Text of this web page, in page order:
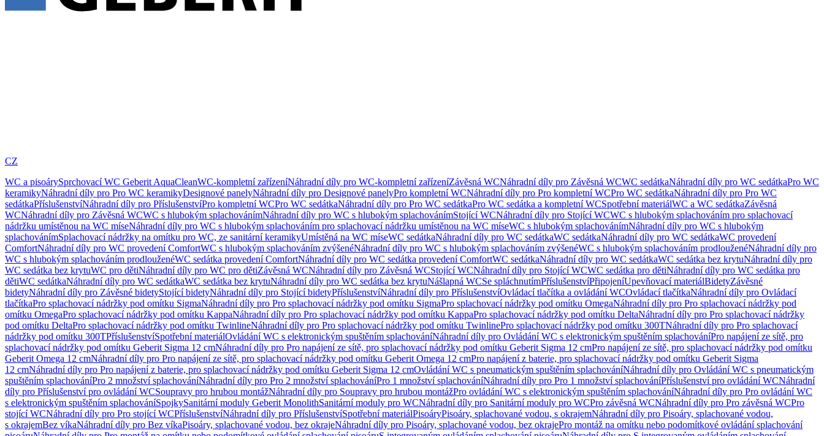
CZ
WC a pisoárySprchovací WC Geberit AquaCleanWC-kompletní zařízeníNáhradní díly pro WC-kompletní zařízeníZávěsná WCNáhradní díly pro Závěsná WCWC sedátkaNáhradní díly pro WC sedátkaPro WC
keramikyNáhradní díly pro Pro WC keramikyDesignové panelyNáhradní díly pro Designové panelyPro kompletní WCNáhradní díly pro Pro kompletní WCPro WC sedátkaNáhradní díly pro Pro WC
sedátkaPříslušenstvíNáhradní díly pro PříslušenstvíPro kompletní WCPro WC sedátkaNáhradní díly pro Pro WC sedátkaPro WC sedátka a kompletní WCSpotřební materiálWC a WC sedátkaZávěsná
WCNáhradní díly pro Závěsná WCWC s hlubokým splachovánímNáhradní díly pro WC s hlubokým splachovánímStojící WCNáhradní díly pro Stojící WCWC s hlubokým splachováním pro splachovací
nádržku umístěnou na WC míseNáhradní díly pro WC s hlubokým splachováním pro splachovací nádržku umístěnou na WC míseWC s hlubokým splachovánímNáhradní díly pro WC s hlubokým
splachovánímSplachovací nádržky na omítku pro WC, ze sanitární keramikyUmístěná na WC míseWC sedátkaNáhradní díly pro WC sedátkaWC sedátkaNáhradní díly pro WC sedátkaWC provedení
ComfortNáhradní díly pro WC provedení ComfortWC s hlubokým splachováním zvýšenéNáhradní díly pro WC s hlubokým splachováním zvýšenéWC s hlubokým splachováním prodlouženéNáhradní díly pro
WC s hlubokým splachováním prodlouženéWC sedátka provedení ComfortNáhradní díly pro WC sedátka provedení ComfortWC sedátkaNáhradní díly pro WC sedátkaWC sedátka bez krytuNáhradní díly pro
WC sedátka bez krytuWC pro dětiNáhradní díly pro WC pro dětiZávěsná WCNáhradní díly pro Závěsná WCStojící WCNáhradní díly pro Stojící WCWC sedátka pro dětiNáhradní díly pro WC sedátka pro
dětiWC sedátkaNáhradní díly pro WC sedátkaWC sedátka bez krytuNáhradní díly pro WC sedátka bez krytuNášlapná WCSe spláchnutímPříslušenstvíPřipojeníUpevňovací materiálBidetyZávěsné
bidetyNáhradní díly pro Závěsné bidetyStojící bidetyNáhradní díly pro Stojící bidetyPříslušenstvíNáhradní díly pro PříslušenstvíOvládací tlačítka a ovládání WCOvládací tlačítkaNáhradní díly pro Ovládací
tlačítkaPro splachovací nádržky pod omítku SigmaNáhradní díly pro Pro splachovací nádržky pod omítku SigmaPro splachovací nádržky pod omítku OmegaNáhradní díly pro Pro splachovací nádržky pod
omítku OmegaPro splachovací nádržky pod omítku KappaNáhradní díly pro Pro splachovací nádržky pod omítku KappaPro splachovací nádržky pod omítku DeltaNáhradní díly pro Pro splachovací nádržky
pod omítku DeltaPro splachovací nádržky pod omítku TwinlineNáhradní díly pro Pro splachovací nádržky pod omítku TwinlinePro splachovací nádržky pod omítku 300TNáhradní díly pro Pro splachovací
nádržky pod omítku 300TPříslušenstvíSpotřební materiálOvládání WC s elektronickým spuštěním splachováníNáhradní díly pro Ovládání WC s elektronickým spuštěním splachováníPro napájení ze sítě, pro
splachovací nádržky pod omítku Geberit Sigma 12 cmNáhradní díly pro Pro napájení ze sítě, pro splachovací nádržky pod omítku Geberit Sigma 12 cmPro napájení ze sítě, pro splachovací nádržky pod omítku
Geberit Omega 12 cmNáhradní díly pro Pro napájení ze sítě, pro splachovací nádržky pod omítku Geberit Omega 12 cmPro napájení z baterie, pro splachovací nádržky pod omítku Geberit Sigma
12 cmNáhradní díly pro Pro napájení z baterie, pro splachovací nádržky pod omítku Geberit Sigma 12 cmOvládání WC s pneumatickým spuštěním splachováníNáhradní díly pro Ovládání WC s pneumatickým
spuštěním splachováníPro 2 množství splachováníNáhradní díly pro Pro 2 množství splachováníPro 1 množství splachováníNáhradní díly pro Pro 1 množství splachováníPříslušenství pro ovládání WCNáhradní
díly pro Příslušenství pro ovládání WCSoupravy pro hrubou montážNáhradní díly pro Soupravy pro hrubou montážPro ovládání WC s elektronickým spuštěním splachováníNáhradní díly pro Pro ovládání WC
s elektronickým spuštěním splachováníSpojkySanitární moduly Geberit MonolithSanitární moduly pro WCNáhradní díly pro Sanitární moduly pro WCPro závěsná WCNáhradní díly pro Pro závěsná WCPro
stojící WCNáhradní díly pro Pro stojící WCPříslušenstvíNáhradní díly pro PříslušenstvíSpotřební materiálPisoáryPisoáry, splachované vodou, s okrajemNáhradní díly pro Pisoáry, splachované vodou,
s okrajemBez víkaNáhradní díly pro Bez víkaPisoáry, splachované vodou, bez okrajeNáhradní díly pro Pisoáry, splachované vodou, bez okrajePro montáž na omítku nebo podomítkové ovládání splachování